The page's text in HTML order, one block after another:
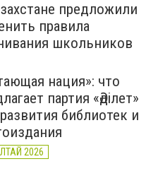
предложили
правила
школьников
нация»: что
партия «Әділет»
библиотек и
2026